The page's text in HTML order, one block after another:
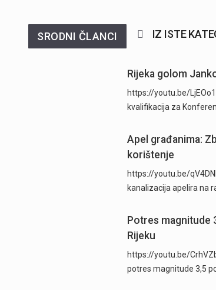
SRODNI ČLANCI IZ ISTE
Rijeka golom
https://youtu.be/
kvalifikacija za
Apel građanima:
korištenje
https://youtu.be/
kanalizacija apelira na
Potres magnitude
Rijeku
https://youtu.be/
potres magnitude 3,5